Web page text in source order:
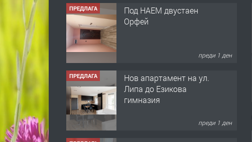
Орфей
Липа до Езикова
гимназия